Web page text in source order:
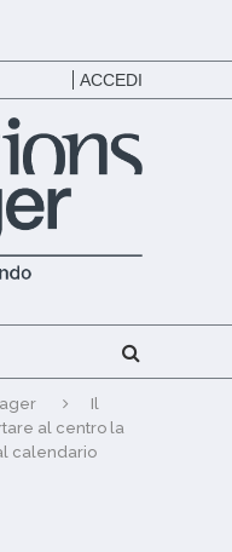
ACCEDI
Il
al centro la
calendario